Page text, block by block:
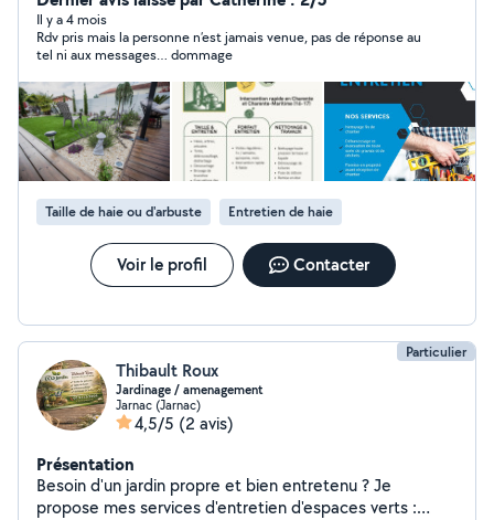
propres, entretenus et agréables toute l'année.
Il y a 4 mois
Rdv pris mais la personne n’est jamais venue, pas de réponse au
tel ni aux messages… dommage
Taille de haie ou d'arbuste Entretien de haie
Voir le profil Contacter
Particulier
Thibault Roux
Jardinage / amenagement
Jarnac (Jarnac)
4,5/5 (2 avis)
Présentation
Besoin d'un jardin propre et bien entretenu ? Je
propose mes services d'entretien d'espaces verts :